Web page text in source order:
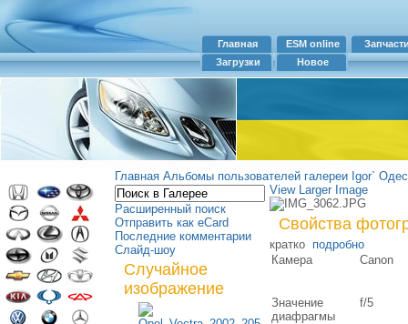
Главная ESM online
Загрузки
Новое
Главная Альбомы пользователей галереи Igor`
Расширенный поиск
Отправить как eCard
Последние комментарии
Слайд-шоу
Случайное
изображение
View Larger Image
Свойства
кратко подробно
Камера
Canon
Значение
диафрагмы
f/5